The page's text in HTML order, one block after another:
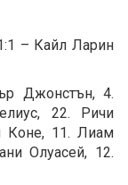
– Кайл Ларин
Джонстън, 4.
22. Ричи
Коне, 11. Лиам
Олуасей, 12.